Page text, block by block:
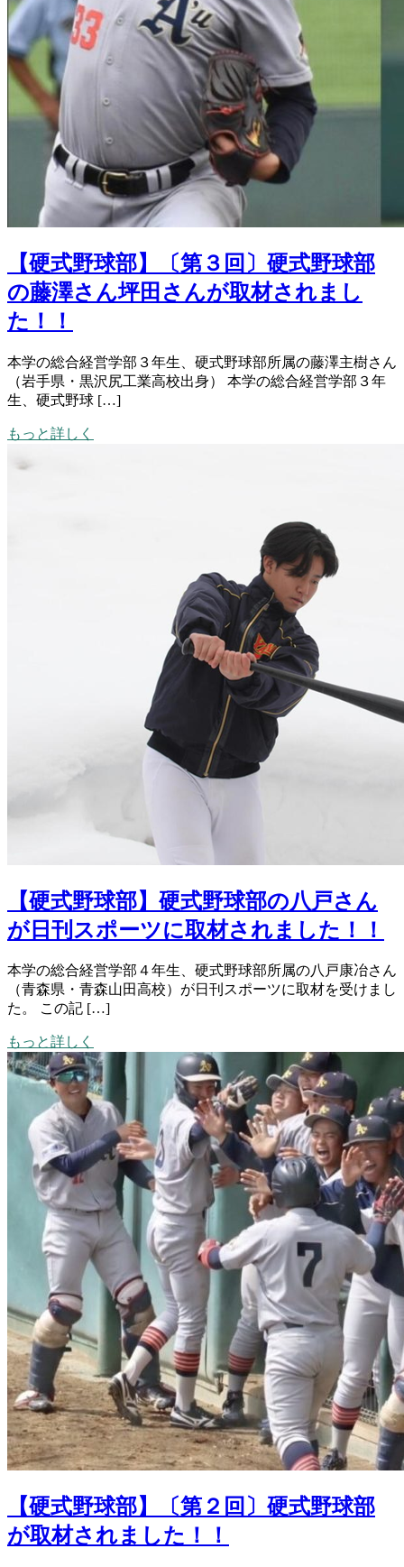
【硬式野球部】〔第３回〕硬式野球部
の藤澤さん坪田さんが取材されまし
た！！
本学の総合経営学部３年生、硬式野球部所属の藤澤主樹さん
（岩手県・黒沢尻工業高校出身） 本学の総合経営学部３年
生、硬式野球 […]
もっと詳しく
【硬式野球部】硬式野球部の八戸さん
が日刊スポーツに取材されました！！
本学の総合経営学部４年生、硬式野球部所属の八戸康冶さん
（青森県・青森山田高校）が日刊スポーツに取材を受けまし
た。 この記 […]
もっと詳しく
【硬式野球部】〔第２回〕硬式野球部
が取材されました！！